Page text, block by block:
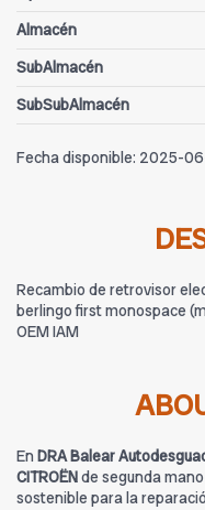
Almacén
SubAlmacén
SubSubAlmacén
Fecha disponible: 2025-
Recambio de retrovisor
berlingo first monospace
OEM IAM
En DRA Balear
CITROËNde segunda
sostenible para la